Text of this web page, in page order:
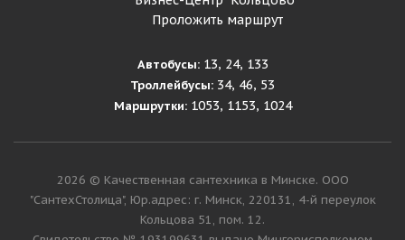
Проложить маршрут
Автобусы:13, 24, 133
Троллейбусы: 34, 46, 53
Маршрутки:1053, 1153, 1024
2026 © Качественная сантехника в Минске. ООО
"СантехСтолица", Юр.адрес: г. Минск, 220131, 4-й переулок
Кольцова 51, пом. 12.